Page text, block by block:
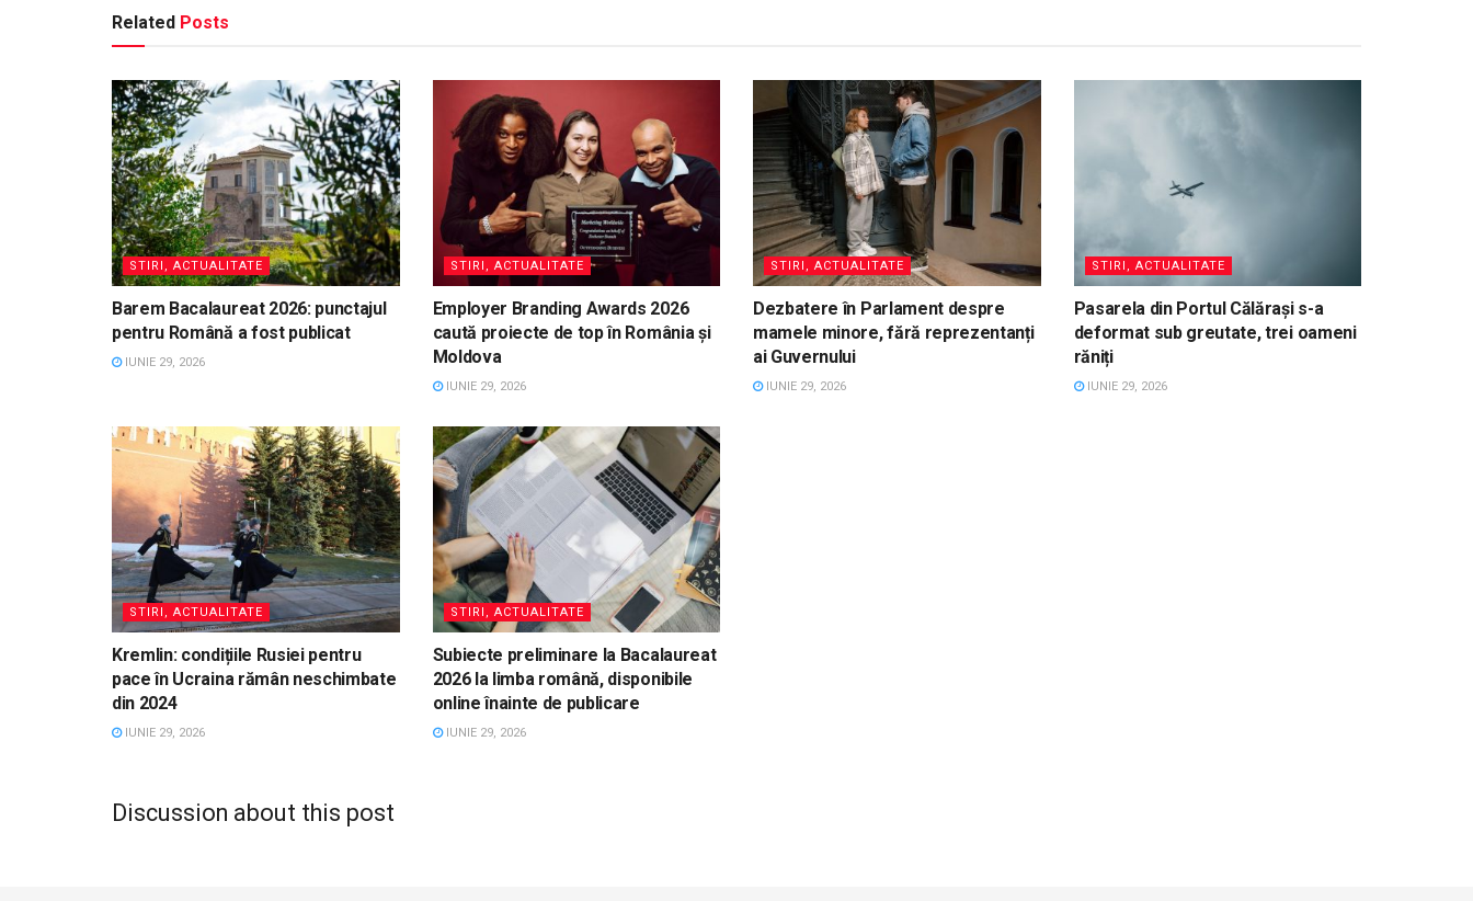
Related Posts
STIRI, ACTUALITATE
Barem Bacalaureat 2026: punctajul
pentru Română a fost publicat
IUNIE 29, 2026
STIRI, ACTUALITATE
Employer Branding Awards 2026
caută proiecte de top în România și
Moldova
IUNIE 29, 2026
STIRI, ACTUALITATE
Dezbatere în Parlament despre
mamele minore, fără reprezentanți
ai Guvernului
IUNIE 29, 2026
STIRI, ACTUALITATE
Pasarela din Portul Călărași s-a
deformat sub greutate, trei oameni
răniți
IUNIE 29, 2026
STIRI, ACTUALITATE
Kremlin: condițiile Rusiei pentru
pace în Ucraina rămân neschimbate
din 2024
IUNIE 29, 2026
STIRI, ACTUALITATE
Subiecte preliminare la Bacalaureat
2026 la limba română, disponibile
online înainte de publicare
IUNIE 29, 2026
Discussion about this post